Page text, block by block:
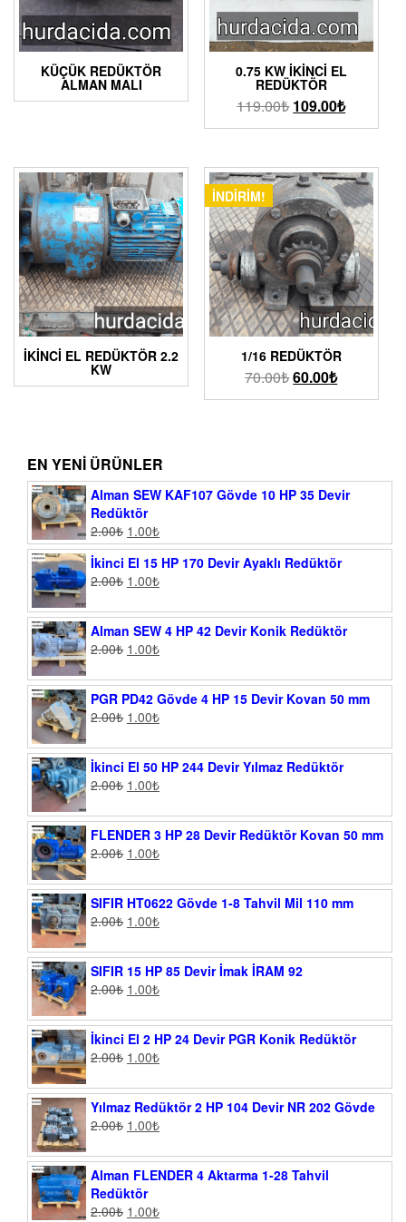
KÜÇÜK REDÜKTÖR
ALMAN MALI
0.75 KW İKINCI EL
REDÜKTÖR
119.00₺ 109.00₺
İKİNCİ EL REDÜKTÖR 2.2
KW
İNDIRIM!
1/16 REDÜKTÖR
70.00₺60.00₺
EN YENI ÜRÜNLER
Alman SEW KAF107 Gövde 10 HP 35 Devir
Redüktör
2.00₺ 1.00₺
İkinci El 15 HP 170 Devir Ayaklı Redüktör
2.00₺ 1.00₺
Alman SEW 4 HP 42 Devir Konik Redüktör
2.00₺ 1.00₺
PGR PD42 Gövde 4 HP 15 Devir Kovan 50 mm
2.00₺ 1.00₺
İkinci El 50 HP 244 Devir Yılmaz Redüktör
2.00₺ 1.00₺
FLENDER 3 HP 28 Devir Redüktör Kovan 50 mm
2.00₺ 1.00₺
SIFIR HT0622 Gövde 1-8 Tahvil Mil 110 mm
2.00₺ 1.00₺
SIFIR 15 HP 85 Devir İmak İRAM 92
2.00₺ 1.00₺
İkinci El 2 HP 24 Devir PGR Konik Redüktör
2.00₺ 1.00₺
Yılmaz Redüktör 2 HP 104 Devir NR 202 Gövde
2.00₺ 1.00₺
Alman FLENDER 4 Aktarma 1-28 Tahvil
Redüktör
2.00₺ 1.00₺